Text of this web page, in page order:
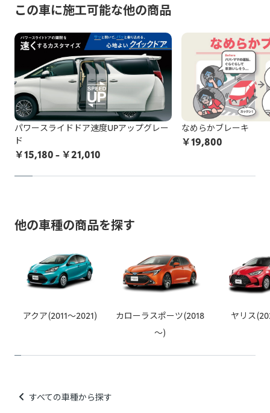
この車に施工可能な他の商品
パワースライドドア速度UPアップグレー
ド
￥15,180- ￥21,010
なめらかブレーキ
￥19,800
他の車種の商品を探す
アクア(2011～2021)
カローラスポーツ(2018
～)
ヤリス
すべての車種から探す